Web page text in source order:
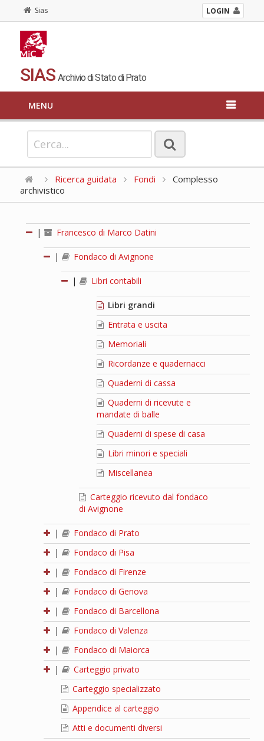
Sias LOGIN
SIAS Archivio di Stato di Prato
MENU
Ricerca guidata Fondi
Complesso
archivistico
| Francesco di Marco Datini
| Fondaco di Avignone
| Libri contabili
Libri grandi
Entrata e uscita
Memoriali
Ricordanze e quadernacci
Quaderni di cassa
Quaderni di ricevute e
mandate di balle
Quaderni di spese di casa
Libri minori e speciali
Miscellanea
Carteggio ricevuto dal fondaco
di Avignone
|
Fondaco di Prato
|
Fondaco di Pisa
|
Fondaco di Firenze
|
Fondaco di Genova
|
Fondaco di Barcellona
|
Fondaco di Valenza
|
Fondaco di Maiorca
|
Carteggio privato
Carteggio specializzato
Appendice al carteggio
Atti e documenti diversi